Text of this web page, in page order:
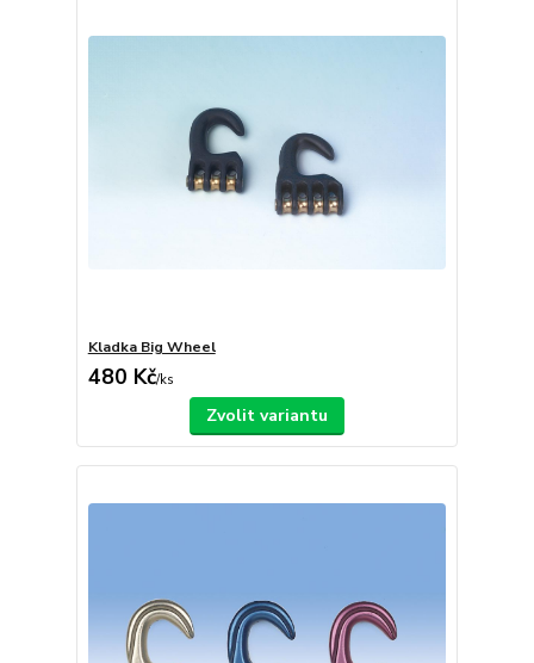
Kladka Big Wheel
480 Kč/ks
Zvolit variantu